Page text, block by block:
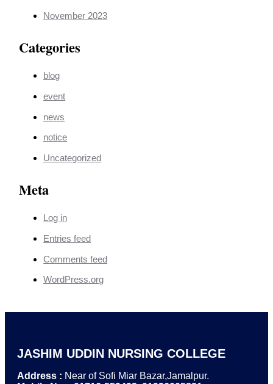
November 2023
Categories
blog
event
news
notice
Uncategorized
Meta
Log in
Entries feed
Comments feed
WordPress.org
JASHIM UDDIN NURSING COLLEGE
Address : Near of Sofi Miar Bazar,Jamalpur.